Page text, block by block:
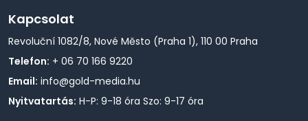
Kapcsolat
Revoluční 1082/8, Nové Město (Praha 1), 110 00 Praha
Telefon: + 06 70 166 9220
Email: info@gold-media.hu
Nyitvatartás: H-P: 9-18 óra Szo: 9-17 óra